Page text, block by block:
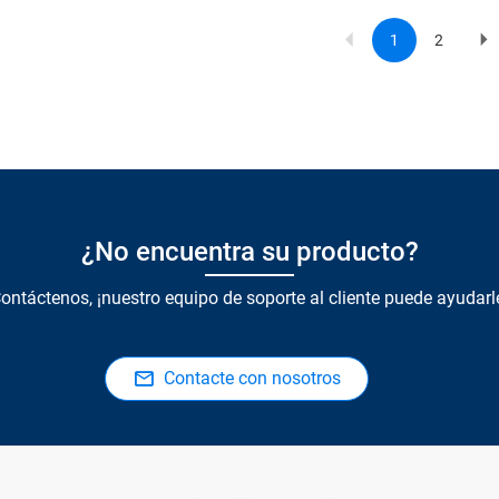
Current
page
1 Page
2
¿No encuentra su producto?
¡nuestro equipo de soporte al cliente puede
Contacte con nosotros